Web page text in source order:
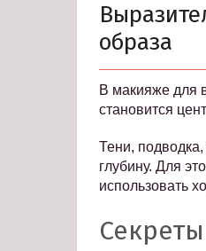
образа
В макияже для
становится
Тени,
глубину. Для
использовать